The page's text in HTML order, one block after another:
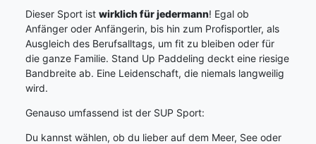
Dieser Sport ist wirklich für jedermann! Egal ob
Anfänger oder Anfängerin, bis hin zum Profisportler, als
Ausgleich des Berufsalltags, um fit zu bleiben oder für
die ganze Familie. Stand Up Paddeling deckt eine riesige
Bandbreite ab. Eine Leidenschaft, die niemals langweilig
wird.
Genauso umfassend ist der SUP Sport:
Du kannst wählen, ob du lieber auf dem Meer, See oder